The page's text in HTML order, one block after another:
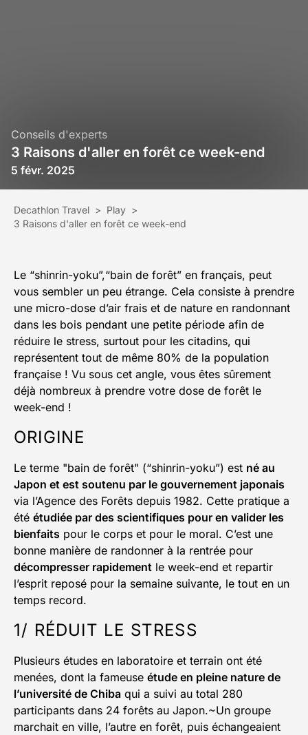
Conseils d'experts
3 Raisons d'aller en forêt ce week-end
5 févr. 2025
Decathlon Travel > Play >
3 Raisons d'aller en forêt ce week-end
Le “shinrin-yoku”,“bain de forêt” en français, peut
vous sembler un peu étrange. Cela consiste à prendre
une micro-dose d’air frais et de nature en randonnant
dans les bois pendant une petite période afin de
réduire le stress, surtout pour les citadins, qui
représentent tout de même 80% de la population
française ! Vu sous cet angle, vous êtes sûrement
déjà nombreux à prendre votre dose de forêt le
week-end !
ORIGINE
Le terme "bain de forêt" (“shinrin-yoku”) est né au
Japon et est soutenu par le gouvernement japonais
via l’Agence des Forêts depuis 1982. Cette pratique a
été étudiée par des scientifiques pour en valider les
bienfaits pour le corps et pour le moral. C’est une
bonne manière de randonner à la rentrée pour
décompresser rapidement le week-end et repartir
l’esprit reposé pour la semaine suivante, le tout en un
temps record.
1/ RÉDUIT LE STRESS
Plusieurs études en laboratoire et terrain ont été
menées, dont la fameuse étude en pleine nature de
l’université de Chiba qui a suivi au total 280
participants dans 24 forêts au Japon.~Un groupe
marchait en ville, l’autre en forêt, puis échangeaient